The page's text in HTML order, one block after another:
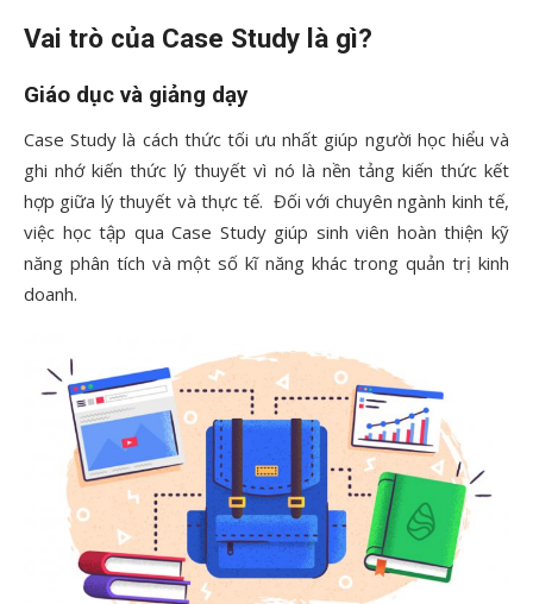
Vai trò của Case Study là gì?
Giáo dục và giảng dạy
Case Study là cách thức tối ưu nhất giúp người học hiểu và
ghi nhớ kiến thức lý thuyết vì nó là nền tảng kiến thức kết
hợp giữa lý thuyết và thực tế. Đối với chuyên ngành kinh tế,
việc học tập qua Case Study giúp sinh viên hoàn thiện kỹ
năng phân tích và một số kĩ năng khác trong quản trị kinh
doanh.